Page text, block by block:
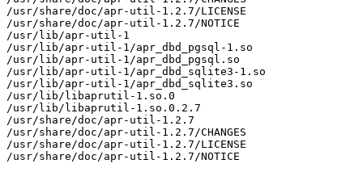
/usr/share/doc/apr-util-1.2.7/LICENSE
/usr/share/doc/apr-util-1.2.7/NOTICE
/usr/lib/apr-util-1
/usr/lib/apr-util-1/apr_dbd_pgsql-1.so
/usr/lib/apr-util-1/apr_dbd_pgsql.so
/usr/lib/apr-util-1/apr_dbd_sqlite3-1.so
/usr/lib/apr-util-1/apr_dbd_sqlite3.so
/usr/lib/libaprutil-1.so.0
/usr/lib/libaprutil-1.so.0.2.7
/usr/share/doc/apr-util-1.2.7
/usr/share/doc/apr-util-1.2.7/CHANGES
/usr/share/doc/apr-util-1.2.7/LICENSE